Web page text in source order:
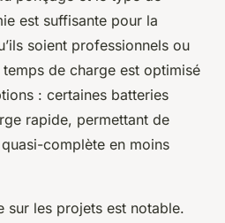
est suffisante pour la
soient professionnels ou
de charge est optimisé
: certaines batteries
rapide, permettant de
complète en moins
sur les projets est notable.